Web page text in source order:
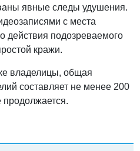
явные следы удушения.
с места
действия подозреваемого
кражи.
владелицы, общая
составляет не менее 200